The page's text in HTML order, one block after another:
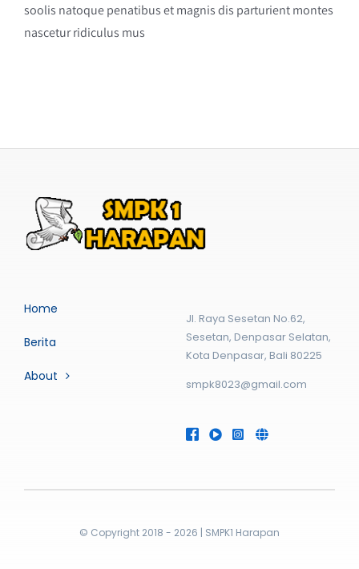
soolis natoque penatibus et magnis dis parturient montes
nascetur ridiculus mus
Home
Berita
About
Jl. Raya Sesetan No.62,
Sesetan, Denpasar Selatan,
Kota Denpasar, Bali 80225
smpk8023@gmail.com
© Copyright 2018 - 2026 | SMPK1 Harapan